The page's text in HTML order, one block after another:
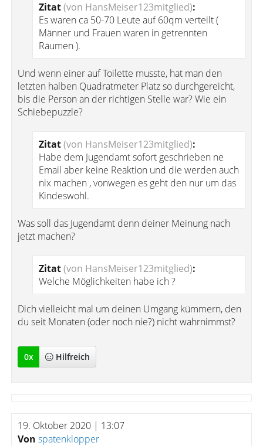
Zitat(von HansMeiser123mitglied):
Es waren ca 50-70 Leute auf 60qm verteilt (
Männer und Frauen waren in getrennten
Räumen ).
Und wenn einer auf Toilette musste, hat man den
letzten halben Quadratmeter Platz so durchgereicht,
bis die Person an der richtigen Stelle war? Wie ein
Schiebepuzzle?
Zitat(von HansMeiser123mitglied):
Habe dem Jugendamt sofort geschrieben ne
Email aber keine Reaktion und die werden auch
nix machen , vonwegen es geht den nur um das
Kindeswohl.
Was soll das Jugendamt denn deiner Meinung nach
jetzt machen?
Zitat(von HansMeiser123mitglied):
Welche Möglichkeiten habe ich ?
Dich vielleicht mal um deinen Umgang kümmern, den
du seit Monaten (oder noch nie?) nicht wahrnimmst?
0x Hilfreich
19. Oktober 2020 | 13:07
Von spatenklopper